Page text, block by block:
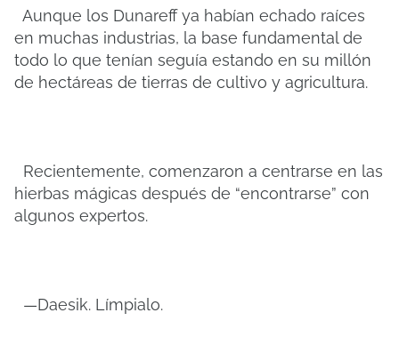
Aunque los Dunareff ya habían echado raíces
en muchas industrias, la base fundamental de
todo lo que tenían seguía estando en su millón
de hectáreas de tierras de cultivo y agricultura.
Recientemente, comenzaron a centrarse en las
hierbas mágicas después de “encontrarse” con
algunos expertos.
—Daesik. Límpialo.